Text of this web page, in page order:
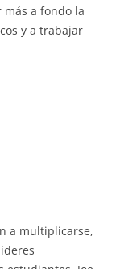
a fondo la
y a trabajar
a multiplicarse,